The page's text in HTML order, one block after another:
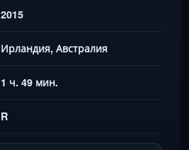
2015
Ирландия, Австралия
1 ч. 49 мин.
R